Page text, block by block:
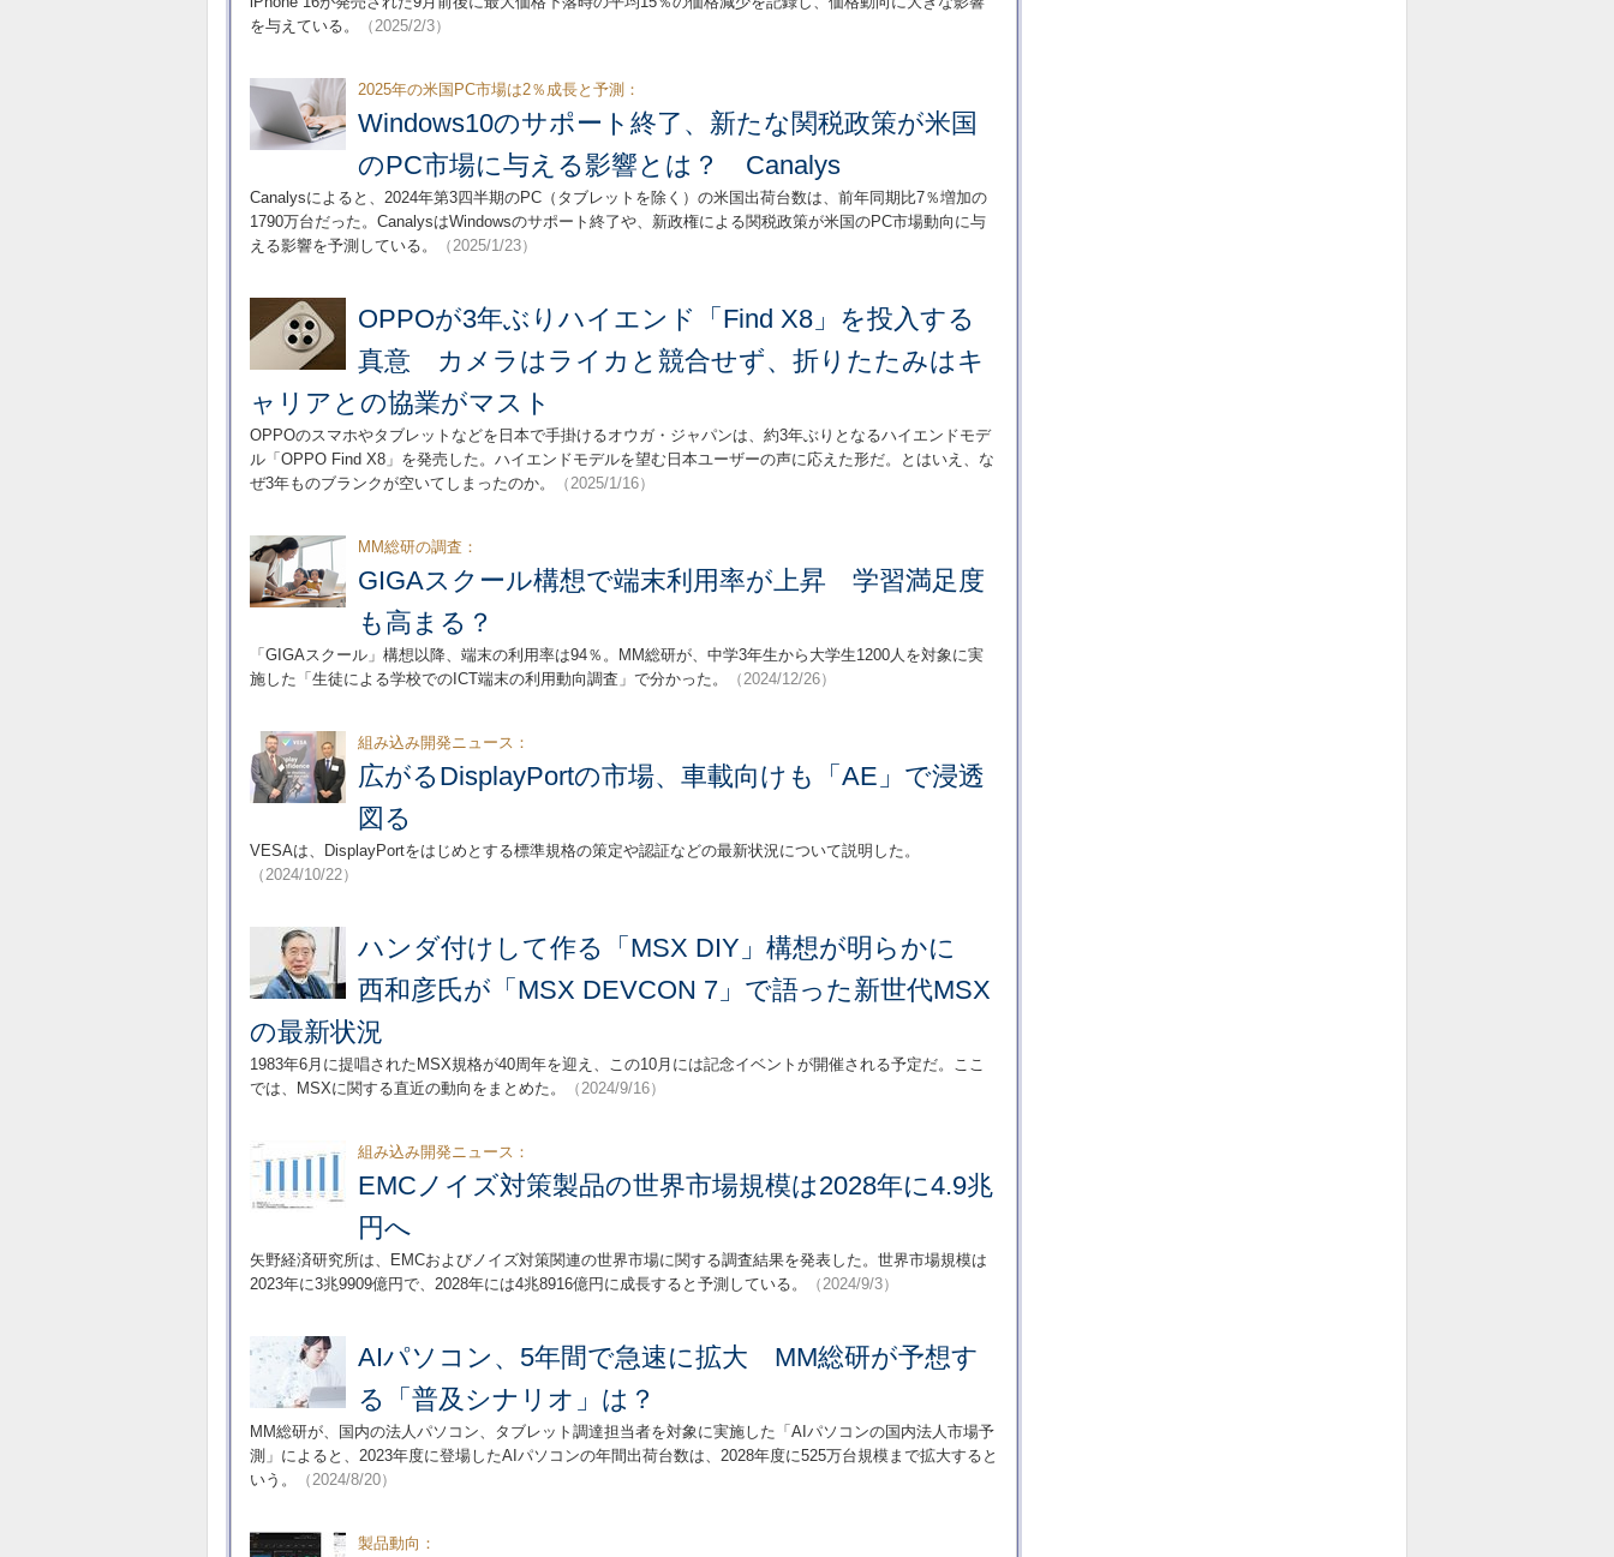
を与えている。
（2025/2/3）
2025年の米国PC市場は2％成長と予測：
Windows10のサポート終了、新たな関税政策が米国
のPC市場に与える影響とは？ Canalys
Canalysによると、2024年第3四半期のPC（タブレットを除く）の米国出荷台数は、前年同期比7％増加の
1790万台だった。CanalysはWindowsのサポート終了や、新政権による関税政策が米国のPC市場動向に与
える影響を予測している。
（2025/1/23）
OPPOが3年ぶりハイエンド「Find X8」を投入する
真意 カメラはライカと競合せず、折りたたみはキ
ャリアとの協業がマスト
OPPOのスマホやタブレットなどを日本で手掛けるオウガ・ジャパンは、約3年ぶりとなるハイエンドモデ
ル「OPPO Find X8」を発売した。ハイエンドモデルを望む日本ユーザーの声に応えた形だ。とはいえ、な
ぜ3年ものブランクが空いてしまったのか。
（2025/1/16）
MM総研の調査：
GIGAスクール構想で端末利用率が上昇 学習満足度
も高まる？
「GIGAスクール」構想以降、端末の利用率は94％。MM総研が、中学3年生から大学生1200人を対象に実
施した「生徒による学校でのICT端末の利用動向調査」で分かった。
（2024/12/26）
組み込み開発ニュース：
広がるDisplayPortの市場、車載向けも「AE」で浸透
図る
VESAは、DisplayPortをはじめとする標準規格の策定や認証などの最新状況について説明した。
（2024/10/22）
ハンダ付けして作る「MSX DIY」構想が明らかに
西和彦氏が「MSX DEVCON 7」で語った新世代MSX
の最新状況
1983年6月に提唱されたMSX規格が40周年を迎え、この10月には記念イベントが開催される予定だ。ここ
では、MSXに関する直近の動向をまとめた。
（2024/9/16）
組み込み開発ニュース：
EMCノイズ対策製品の世界市場規模は2028年に4.9兆
円へ
矢野経済研究所は、EMCおよびノイズ対策関連の世界市場に関する調査結果を発表した。世界市場規模は
2023年に3兆9909億円で、2028年には4兆8916億円に成長すると予測している。
（2024/9/3）
AIパソコン、5年間で急速に拡大 MM総研が予想す
る「普及シナリオ」は？
MM総研が、国内の法人パソコン、タブレット調達担当者を対象に実施した「AIパソコンの国内法人市場予
測」によると、2023年度に登場したAIパソコンの年間出荷台数は、2028年度に525万台規模まで拡大すると
いう。
（2024/8/20）
製品動向：